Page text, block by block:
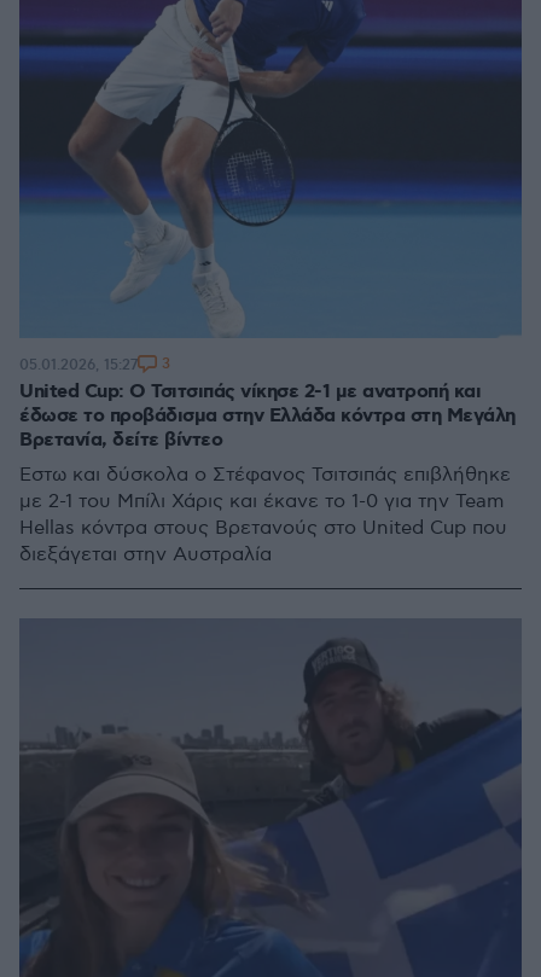
United Cup: Ο Τσιτσιπάς νίκησε 2-1 με ανατροπή και
έδωσε το προβάδισμα στην Ελλάδα κόντρα στη Μεγάλη
Βρετανία, δείτε βίντεο
Έστω και δύσκολα ο Στέφανος Τσιτσιπάς επιβλήθηκε
με 2-1 του Μπίλι Χάρις και έκανε το 1-0 για την Team
Hellas κόντρα στους Βρετανούς στο United Cup που
διεξάγεται στην Αυστραλία
05.01.2026, 15:27 3